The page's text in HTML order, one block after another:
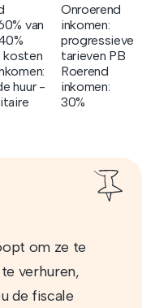
van
kosten
huur -
Onroerend
inkomen:
progressieve
tarieven PB
Roerend
inkomen:
30%
om ze te
verhuren,
de fiscale